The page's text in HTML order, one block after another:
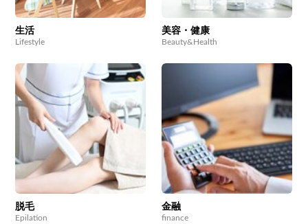
生活
Lifestyle
美容・健康
Beauty&Health
脱毛
Epilation
金融
finance